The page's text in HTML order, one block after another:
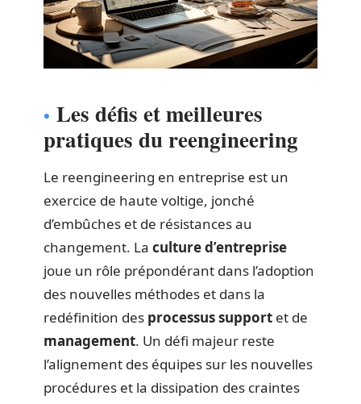
Les défis et meilleures
pratiques du reengineering
Le reengineering en entreprise est un
exercice de haute voltige, jonché
d’embûches et de résistances au
changement. La culture d’entreprise
joue un rôle prépondérant dans l’adoption
des nouvelles méthodes et dans la
redéfinition des processus support et de
management. Un défi majeur reste
l’alignement des équipes sur les nouvelles
procédures et la dissipation des craintes